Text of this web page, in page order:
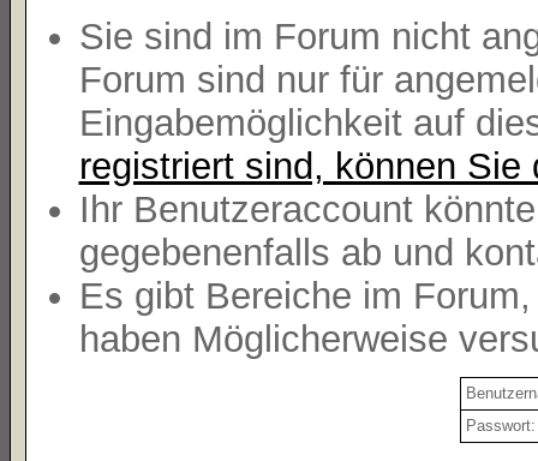
Sie sind im Forum nicht
Forum sind nur für
Eingabemöglichkeit auf
registriert sind, können Sie
Ihr Benutzeraccount
gegebenenfalls ab und
Es gibt Bereiche im
haben Möglicherweise
Passwort: